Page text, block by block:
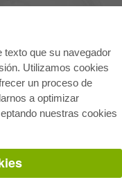
texto que su navegador
Utilizamos cookies
un proceso de
a optimizar
nuestras cookies